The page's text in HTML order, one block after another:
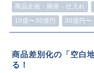
商品企画・開発・仕入れ
10億〜30億円 30億円〜
商品差別化の「空白
る！